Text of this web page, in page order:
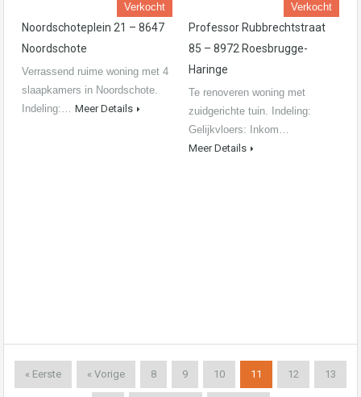
Verkocht
Noordschoteplein 21 – 8647
Noordschote
Verrassend ruime woning met 4
slaapkamers in Noordschote.
Indeling:… Meer Details
Verkocht
Professor Rubbrechtstraat
85 – 8972 Roesbrugge-
Haringe
Te renoveren woning met
zuidgerichte tuin. Indeling:
Gelijkvloers: Inkom…
Meer Details
« Eerste « Vorige 8 9 10 11 12 13